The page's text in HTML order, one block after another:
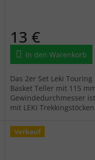
13 €
In den Warenkorb
Das 2er Set Leki Touring
Basket Teller mit 115
Gewindedurchmesser
mit LEKI
Neigung des Korbes,
Verkauf